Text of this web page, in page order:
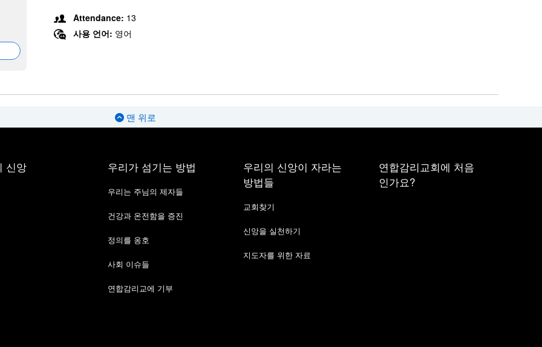
Attendance: 13
사용 언어: 영어
맨 위로
신앙 우리가 섬기는 방법
우리는 주님의 제자들
건강과 온전함을 증진
정의를 옹호
사회 이슈들
연합감리교에 기부
우리의 신앙이 자라는
방법들
교회찾기
신앙을 실천하기
지도자를 위한 자료
연합감리교회에 처음
인가요?